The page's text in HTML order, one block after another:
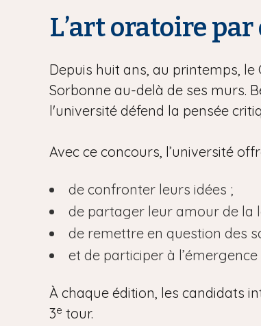
L’art oratoire
Depuis huit ans, au printemps,
Sorbonne au-delà de ses murs.
l'université défend la pensée
Avec ce concours, l’université
de confronter leurs idées ;
de partager leur amour de la
de remettre en question des
et de participer à
À chaque édition, les candidats
3e tour.